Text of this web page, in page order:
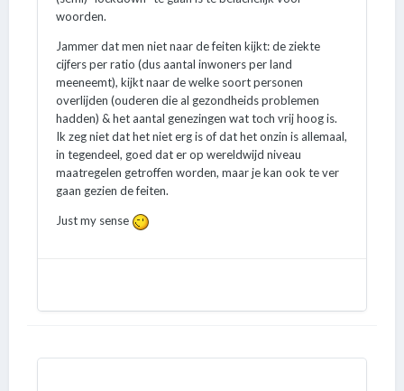
woorden.
Jammer dat men niet naar de feiten kijkt: de ziekte
cijfers per ratio (dus aantal inwoners per land
meeneemt), kijkt naar de welke soort personen
overlijden (ouderen die al gezondheids problemen
hadden) & het aantal genezingen wat toch vrij hoog is.
Ik zeg niet dat het niet erg is of dat het onzin is allemaal,
in tegendeel, goed dat er op wereldwijd niveau
maatregelen getroffen worden, maar je kan ook te ver
gaan gezien de feiten.
Just my sense